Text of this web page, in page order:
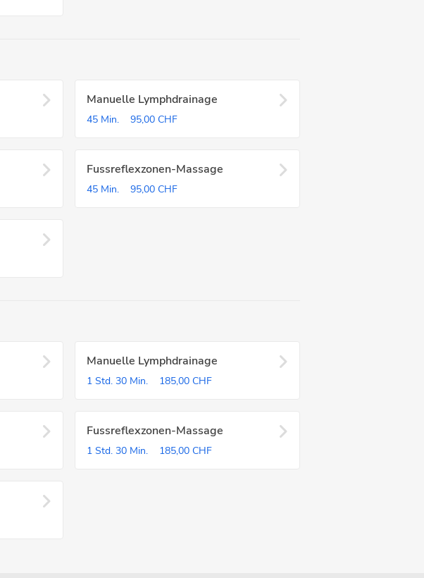
Manuelle Lymphdrainage
45 Min. 95,00 CHF
Fussreflexzonen-Massage
45 Min. 95,00 CHF
Manuelle Lymphdrainage
1 Std. 30 Min. 185,00 CHF
Fussreflexzonen-Massage
1 Std. 30 Min. 185,00 CHF